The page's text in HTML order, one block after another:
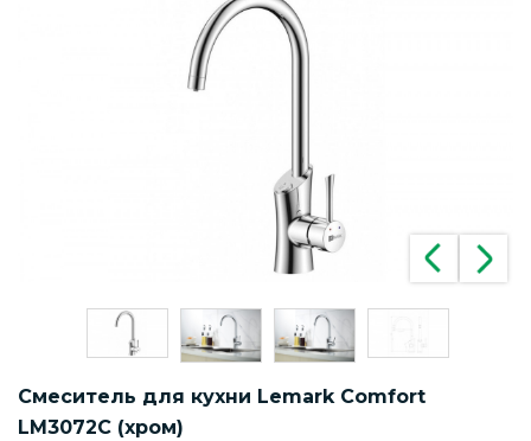
Смеситель для кухни Lemark Comfort
LM3072C (хром)